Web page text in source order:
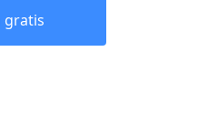
gratis